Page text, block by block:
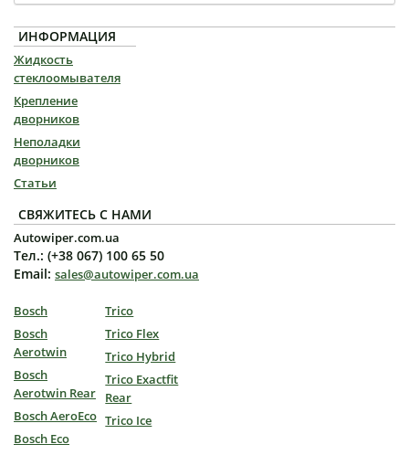
ИНФОРМАЦИЯ
Жидкость
стеклоомывателя
Крепление
дворников
Неполадки
дворников
Статьи
СВЯЖИТЕСЬ С НАМИ
Autowiper.com.ua
Тел.: (+38 067) 100 65 50
Email: sales@autowiper.com.ua
Bosch
Bosch
Aerotwin
Bosch
Aerotwin Rear
Bosch AeroEco
Bosch Eco
Trico
Trico Flex
Trico Hybrid
Trico Exactfit
Rear
Trico Ice